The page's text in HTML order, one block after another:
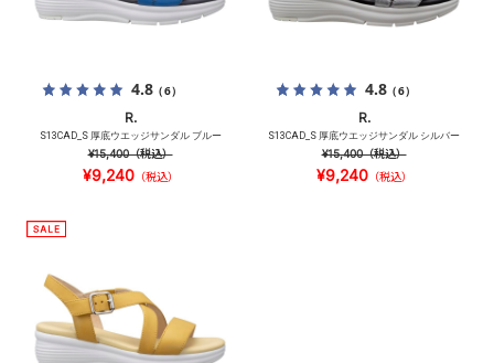
4.8（6）
R.
S13CAD_S 厚底ウエッジサンダル ブルー
¥15,400（税込）
¥9,240（税込）
4.8（6）
R.
S13CAD_S 厚底ウエッジサンダル シルバー
¥15,400（税込）
¥9,240（税込）